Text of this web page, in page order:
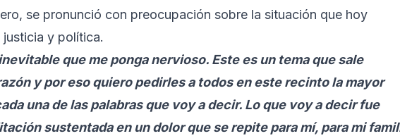
se pronunció con preocupación sobre la situación que hoy
y política.
que me ponga nervioso. Este es un tema que sale
y por eso quiero pedirles a todos en este recinto la mayor
una de las palabras que voy a decir. Lo que voy a decir fue
sustentada en un dolor que se repite para mí, para mi